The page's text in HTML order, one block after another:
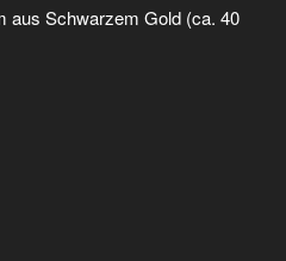
aus Schwarzem Gold (ca. 40